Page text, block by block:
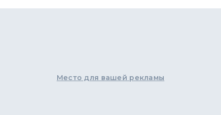
Место для вашей рекламы